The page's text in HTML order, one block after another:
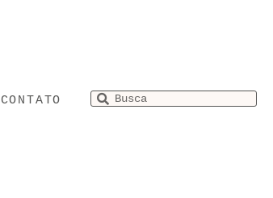
CONTATO